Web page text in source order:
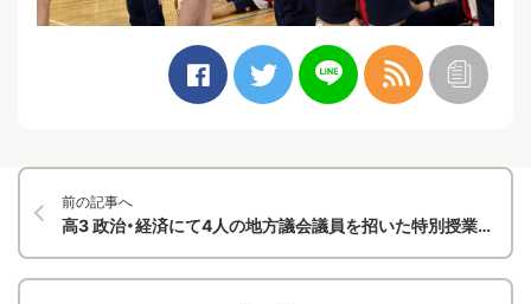
前の記事へ
高3 政治・経済にて4人の地方議会議員を招いた特別授業を実施しました